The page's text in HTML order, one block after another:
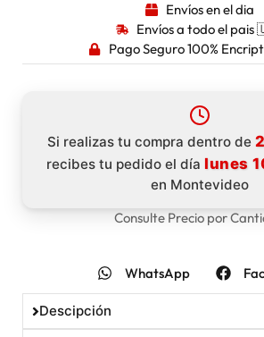
Envíos en el dia
Envíos a todo el
Pago Seguro 100%
Si realizas tu compra dentro de
recibes tu pedido el día lunes
en Montevideo
Consulte Precio por
WhatsApp
Descipción